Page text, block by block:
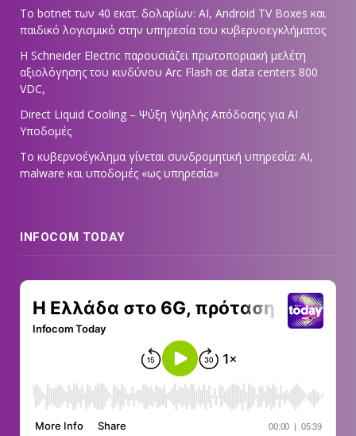
Το botnet των 40 εκατ. δολαρίων: AI, Android TV Boxes και
παιδικό λογισμικό στην υπηρεσία του κυβερνοεγκλήματος
Η Schneider Electric παρουσιάζει πρωτοποριακή μελέτη
αξιολόγησης του κινδύνου Arc Flash σε data centers 800
VDC,
Direct Liquid Cooling – Ψύξη Υψηλής Απόδοσης για AI
Υποδομές
Το κυβερνοέγκλημα γίνεται συνδρομητική υπηρεσία: AI,
malware και υποδομές «ως υπηρεσία»
INFOCOM TODAY